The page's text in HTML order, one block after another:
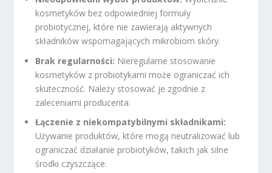
kosmetyków bez odpowiedniej formuły
probiotycznej, które nie zawierają aktywnych
składników wspomagających mikrobiom skóry.
Brak regularności: Nieregularne stosowanie
kosmetyków z probiotykami może ograniczać ich
skuteczność. Należy stosować je zgodnie z
zaleceniami producenta.
Łączenie z niekompatybilnymi składnikami:
Używanie produktów, które mogą neutralizować lub
ograniczać działanie probiotyków, takich jak silne
środki czyszczące.